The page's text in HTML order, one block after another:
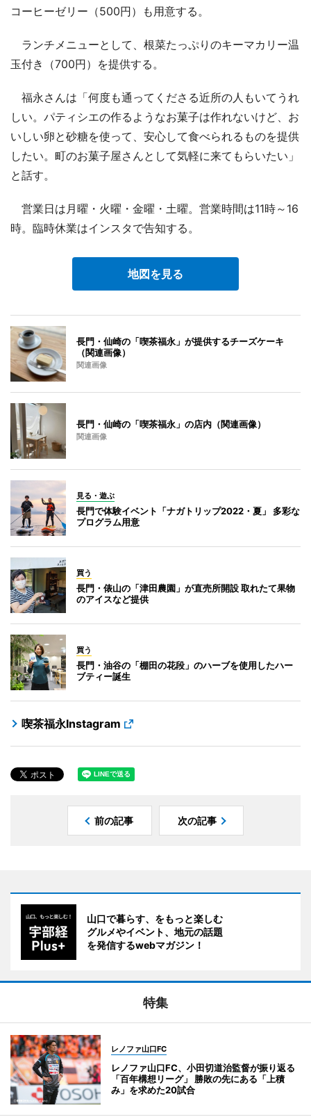
コーヒーゼリー（500円）も用意する。
ランチメニューとして、根菜たっぷりのキーマカリー温
玉付き（700円）を提供する。
福永さんは「何度も通ってくださる近所の人もいてうれ
しい。パティシエの作るようなお菓子は作れないけど、お
いしい卵と砂糖を使って、安心して食べられるものを提供
したい。町のお菓子屋さんとして気軽に来てもらいたい」
と話す。
営業日は月曜・火曜・金曜・土曜。営業時間は11時～16
時。臨時休業はインスタで告知する。
地図を見る
長門・仙崎の「喫茶福永」が提供するチーズケーキ
（関連画像）
関連画像
長門・仙崎の「喫茶福永」の店内（関連画像）
関連画像
見る・遊ぶ
長門で体験イベント「ナガトリップ2022・夏」 多彩な
プログラム用意
買う
長門・俵山の「津田農園」が直売所開設 取れたて果物
のアイスなど提供
買う
長門・油谷の「棚田の花段」のハーブを使用したハー
ブティー誕生
喫茶福永Instagram
前の記事 次の記事
山口で暮らす、をもっと楽しむ
グルメやイベント、地元の話題
を発信するwebマガジン！
特集
レノファ山口FC
レノファ山口FC、小田切道治監督が振り返る
「百年構想リーグ」 勝敗の先にある「上積
み」を求めた20試合